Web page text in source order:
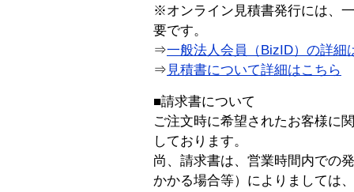
※オンライン見積書発行には、
要です。
⇒一般法人会員（BizID）の詳細
⇒ 見積書について詳細はこちら
■請求書について
ご注文時に希望されたお客様に
しております。
尚、請求書は、営業時間内での
かかる場合等）によりましては